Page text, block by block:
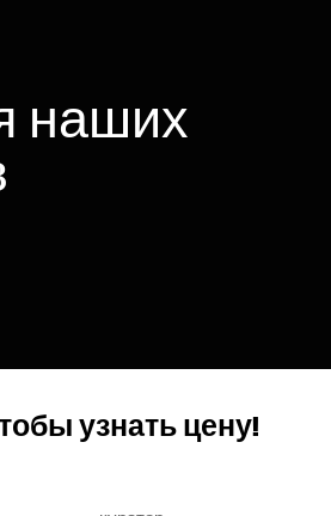
наших
узнать цену!